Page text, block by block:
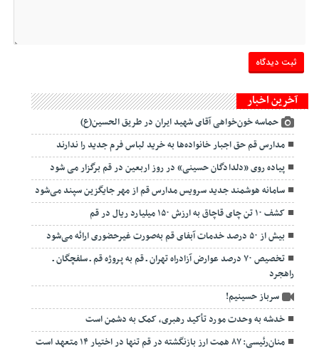
آخرین اخبار
حماسه خون‌خواهی آقای شهید ایران در طریق الحسین(ع)
مدارس قم حق اجبار خانواده‌ها به خرید لباس فرم جدید را ندارند
پیاده روی «دلدادگان حسینی» در روز اربعین در قم برگزار می شود
سامانه هوشمند جدید سرویس مدارس قم از مهر جایگزین سپند می‌شود
کشف ۱۰ تن چای قاچاق به ارزش ۱۵۰ میلیارد ریال در قم
بیش از ۵۰ درصد خدمات آبفای قم به‌صورت غیرحضوری ارائه می‌شود
تخصیص ۷۰ درصد عوارض آزادراه تهران ـ قم به پروژه قم ـ سلفچگان ـ
راهجرد
سرباز حسینیم!
خدشه به وحدت مورد تأکید رهبری، کمک به دشمن است
منان‌رئیسی: ۸۷ همت ارز بازنگشته در قم تنها در اختیار ۱۴ متعهد است